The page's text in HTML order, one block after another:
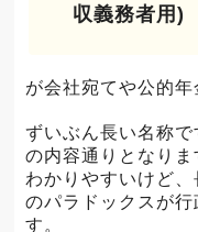
収義務者用)
が会社宛てや公的年
ずいぶん長い名称
の内容通りとなりま
わかりやすいけど
のパラドックスが
す。